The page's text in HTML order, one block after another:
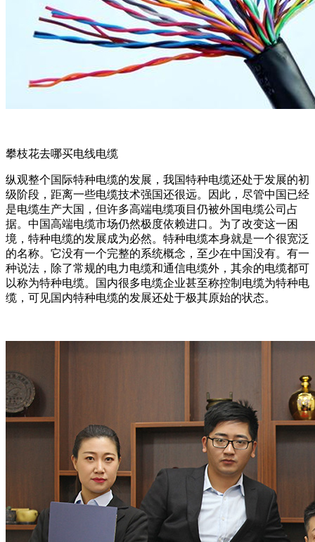
攀枝花去哪买电线电缆
纵观整个国际特种电缆的发展，我国特种电缆还处于发展的初
级阶段，距离一些电缆技术强国还很远。因此，尽管中国已经
是电缆生产大国，但许多高端电缆项目仍被外国电缆公司占
据。中国高端电缆市场仍然极度依赖进口。为了改变这一困
境，特种电缆的发展成为必然。特种电缆本身就是一个很宽泛
的名称。它没有一个完整的系统概念，至少在中国没有。有一
种说法，除了常规的电力电缆和通信电缆外，其余的电缆都可
以称为特种电缆。国内很多电缆企业甚至称控制电缆为特种电
缆，可见国内特种电缆的发展还处于极其原始的状态。